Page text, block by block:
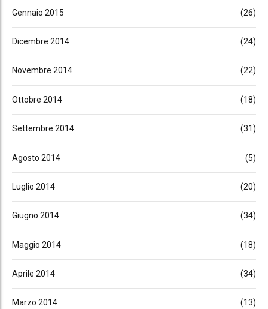
Gennaio 2015 (26)
Dicembre 2014 (24)
Novembre 2014 (22)
Ottobre 2014 (18)
Settembre 2014 (31)
Agosto 2014 (5)
Luglio 2014 (20)
Giugno 2014 (34)
Maggio 2014 (18)
Aprile 2014 (34)
Marzo 2014 (13)